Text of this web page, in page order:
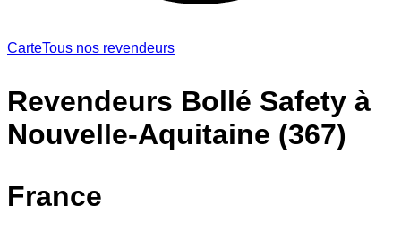
CarteTous nos revendeurs
Revendeurs Bollé Safety à
Nouvelle-Aquitaine (367)
France